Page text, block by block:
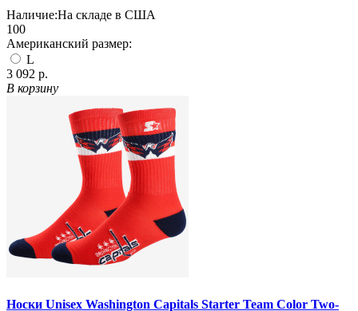
Наличие:На складе в США
100
Американский размер:
L
3 092 р.
В корзину
Носки Unisex Washington Capitals Starter Team Color Two-